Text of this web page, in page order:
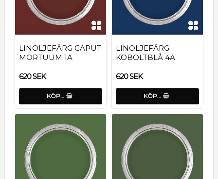
LINOLJEFÄRG CAPUT
MORTUUM 1A
620 SEK
KÖP…
LINOLJEFÄRG
KOBOLTBLÅ 4A
620 SEK
KÖP…